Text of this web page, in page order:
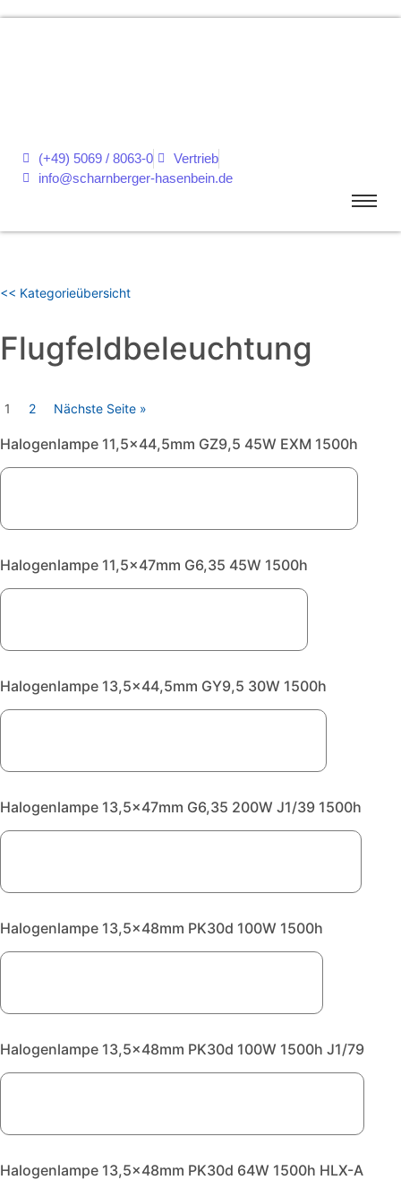
(+49) 5069 / 8063-0
Vertrieb
info@scharnberger-hasenbein.de
<< Kategorieübersicht
Flugfeldbeleuchtung
1 2 Nächste Seite »
Halogenlampe 11,5x44,5mm GZ9,5 45W EXM 1500h
Halogenlampe 11,5x47mm G6,35 45W 1500h
Halogenlampe 13,5x44,5mm GY9,5 30W 1500h
Halogenlampe 13,5x47mm G6,35 200W J1/39 1500h
Halogenlampe 13,5x48mm PK30d 100W 1500h
Halogenlampe 13,5x48mm PK30d 100W 1500h J1/79
Halogenlampe 13,5x48mm PK30d 64W 1500h HLX-A